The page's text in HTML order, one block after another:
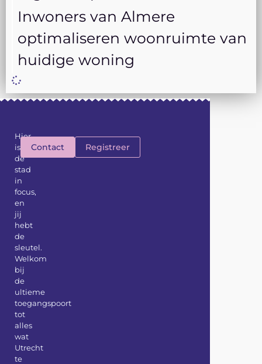
Inwoners van Almere
optimaliseren woonruimte van
huidige woning
Hier
is
de
stad
in
focus,
en
jij
hebt
de
sleutel.
Welkom
bij
de
ultieme
toegangspoort
tot
alles
wat
Utrecht
te
Contact Registreer